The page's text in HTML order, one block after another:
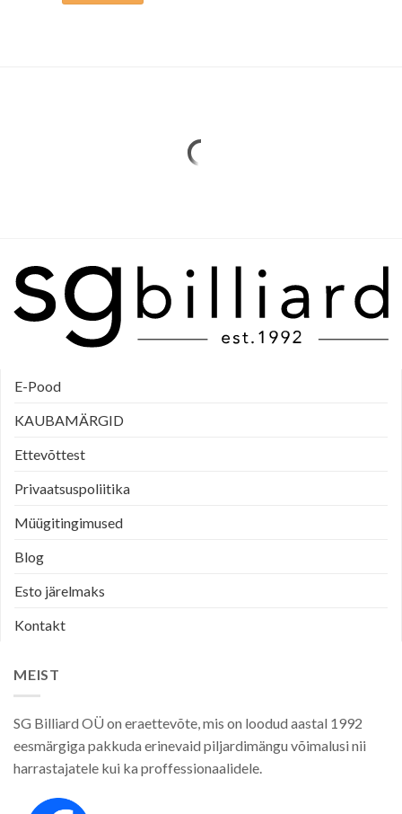
E-Pood
KAUBAMÄRGID
Ettevõttest
Privaatsuspoliitika
Müügitingimused
Blog
Esto järelmaks
Kontakt
MEIST
SG Billiard OÜ on eraettevõte, mis on loodud aastal 1992
eesmärgiga pakkuda erinevaid piljardimängu võimalusi nii
harrastajatele kui ka proffessionaalidele.